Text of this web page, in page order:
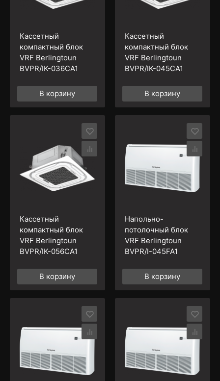
Кассетный
компактный блок
VRF Berlingtoun
BVPR/IK-036CA1
В корзину
Кассетный
компактный блок
VRF Berlingtoun
BVPR/IK-045CA1
В корзину
Кассетный
компактный блок
VRF Berlingtoun
BVPR/IK-056CA1
В корзину
Напольно-
потолочный блок
VRF Berlingtoun
BVPR/I-045FA1
В корзину